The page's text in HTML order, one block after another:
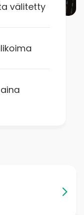
välitetty